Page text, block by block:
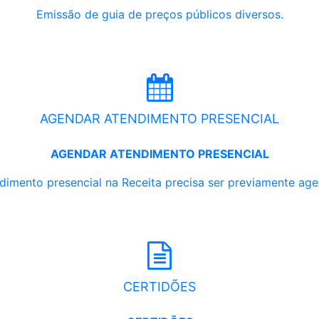
Emissão de guia de preços públicos diversos.
AGENDAR ATENDIMENTO PRESENCIAL
AGENDAR ATENDIMENTO PRESENCIAL
presencial na Receita precisa ser previamente
CERTIDÕES